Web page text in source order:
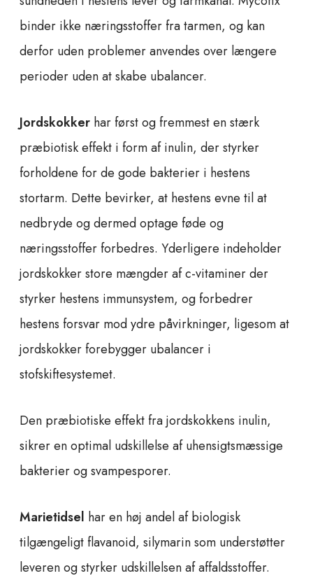
binder ikke næringsstoffer fra tarmen, og kan
derfor uden problemer anvendes over længere
perioder uden at skabe ubalancer.
Jordskokker har først og fremmest en stærk
præbiotisk effekt i form af inulin, der styrker
forholdene for de gode bakterier i hestens
stortarm. Dette bevirker, at hestens evne til at
nedbryde og dermed optage føde og
næringsstoffer forbedres. Yderligere indeholder
jordskokker store mængder af c-vitaminer der
styrker hestens immunsystem, og forbedrer
hestens forsvar mod ydre påvirkninger, ligesom at
jordskokker forebygger ubalancer i
stofskiftesystemet.
Den præbiotiske effekt fra jordskokkens inulin,
sikrer en optimal udskillelse af uhensigtsmæssige
bakterier og svampesporer.
Marietidsel har en høj andel af biologisk
tilgængeligt flavanoid, silymarin som understøtter
leveren og styrker udskillelsen af affaldsstoffer.